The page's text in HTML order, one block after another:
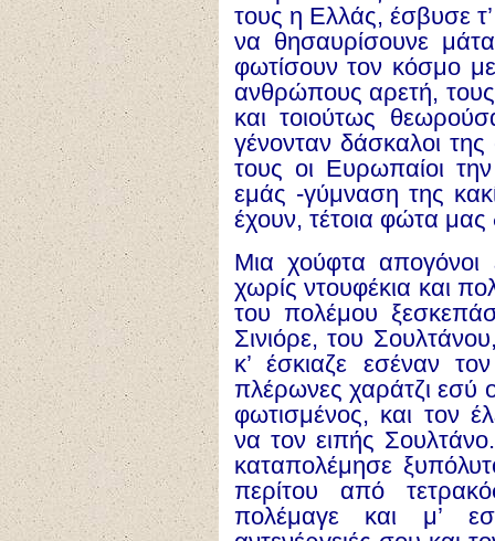
τους η Ελλάς, έσβυσε
να θησαυρίσουνε
φωτίσουν τον κόσμο
ανθρώπους αρετή,
και τοιούτως
γένονταν δάσκαλοι
τους οι Ευρωπαίοι
εμάς -γύμναση της
έχουν, τέτοια φώτα μας
Μια χούφτα
χωρίς ντουφέκια και
του πολέμου
Σινιόρε, του
κ’ έσκιαζε εσέναν
πλέρωνες χαράτζι εσύ
φωτισμένος, και τον
να τον ειπής
καταπολέμησε
περίτου από
πολέμαγε και μ’